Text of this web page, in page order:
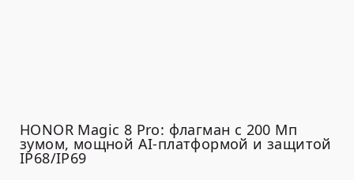
HONOR Magic 8 Pro: флагман с 200 Мп
зумом, мощной AI-платформой и защитой
IP68/IP69